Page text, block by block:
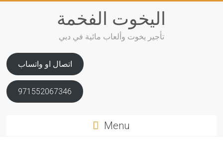
اليخوت الفخمة
تأجير يخوت وألعاب مائية في دبي
اتصال او واتساب
971552067346
Menu